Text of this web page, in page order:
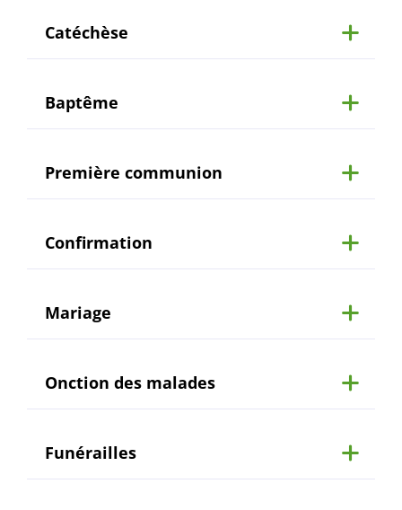
Catéchèse
Baptême
Première communion
Confirmation
Mariage
Onction des malades
Funérailles